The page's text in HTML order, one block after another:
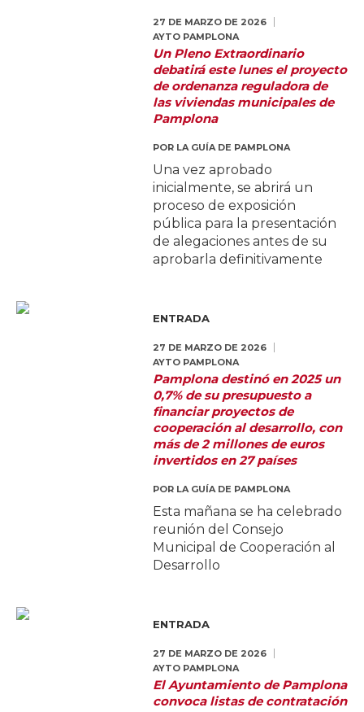
27 DE MARZO DE 2026
AYTO PAMPLONA
Un Pleno Extraordinario
debatirá este lunes el proyecto
de ordenanza reguladora de
las viviendas municipales de
Pamplona
POR LA GUÍA DE PAMPLONA
Una vez aprobado
inicialmente, se abrirá un
proceso de exposición
pública para la presentación
de alegaciones antes de su
aprobarla definitivamente
ENTRADA
27 DE MARZO DE 2026
AYTO PAMPLONA
Pamplona destinó en 2025 un
0,7% de su presupuesto a
financiar proyectos de
cooperación al desarrollo, con
más de 2 millones de euros
invertidos en 27 países
POR LA GUÍA DE PAMPLONA
Esta mañana se ha celebrado
reunión del Consejo
Municipal de Cooperación al
Desarrollo
ENTRADA
27 DE MARZO DE 2026
AYTO PAMPLONA
El Ayuntamiento de Pamplona
convoca listas de contratación